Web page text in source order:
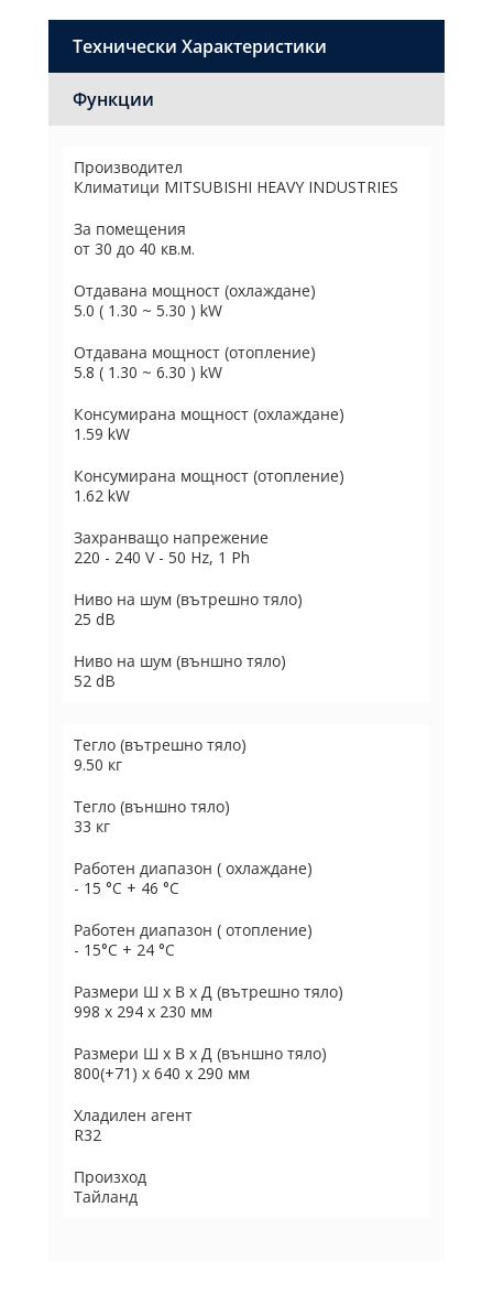
Технически Характеристики
Функции
Производител
Климатици MITSUBISHI HEAVY INDUSTRIES
За помещения
от 30 до 40 кв.м.
Отдавана мощност (охлаждане)
5.0 ( 1.30 ~ 5.30 ) kW
Отдавана мощност (отопление)
5.8 ( 1.30 ~ 6.30 ) kW
Консумирана мощност (охлаждане)
1.59 kW
Консумирана мощност (отопление)
1.62 kW
Захранващо напрежение
220 - 240 V - 50 Hz, 1 Ph
Ниво на шум (вътрешно тяло)
25 dB
Ниво на шум (външно тяло)
52 dB
Тегло (вътрешно тяло)
9.50 кг
Тегло (външно тяло)
33 кг
Работен диапазон ( охлаждане)
- 15 °C + 46 °C
Работен диапазон ( отопление)
- 15°C + 24 °C
Размери Ш х В х Д (вътрешно тяло)
998 х 294 х 230 мм
Размери Ш х В х Д (външно тяло)
800(+71) х 640 х 290 мм
Хладилен агент
R32
Произход
Тайланд